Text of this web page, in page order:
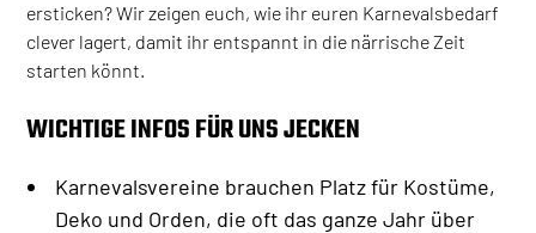
ersticken? Wir zeigen euch, wie ihr euren Karnevalsbedarf
clever lagert, damit ihr entspannt in die närrische Zeit
starten könnt.
WICHTIGE INFOS FÜR UNS JECKEN
Karnevalsvereine brauchen Platz für Kostüme,
Deko und Orden, die oft das ganze Jahr über